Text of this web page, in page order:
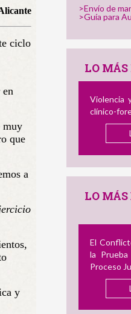
>Envío de
>Guía para
LO
Violencia
clínico-
LO MÁS
El
la
Proceso